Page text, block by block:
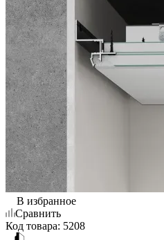
В избранное
Сравнить
Код товара: 5208